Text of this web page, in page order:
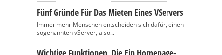
Fünf Gründe Für Das Mieten Eines VServers
Immer mehr Menschen entscheiden sich dafür, einen
sogenannten vServer, also...